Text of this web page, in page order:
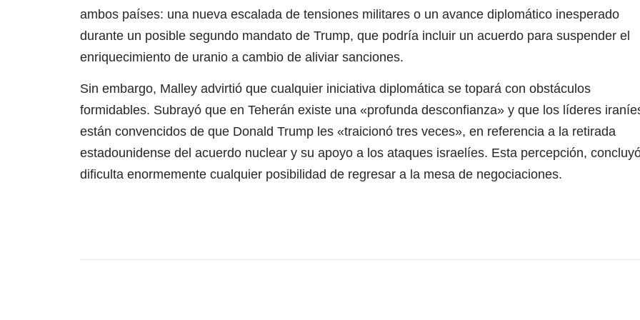
ambos países: una nueva escalada de tensiones militares o un avance diplomático inesperado
durante un posible segundo mandato de Trump, que podría incluir un acuerdo para suspender el
enriquecimiento de uranio a cambio de aliviar sanciones.
Sin embargo, Malley advirtió que cualquier iniciativa diplomática se topará con obstáculos
formidables. Subrayó que en Teherán existe una «profunda desconfianza» y que los líderes
están convencidos de que Donald Trump les «traicionó tres veces», en referencia a la retirada
estadounidense del acuerdo nuclear y su apoyo a los ataques israelíes. Esta percepción,
dificulta enormemente cualquier posibilidad de regresar a la mesa de negociaciones.